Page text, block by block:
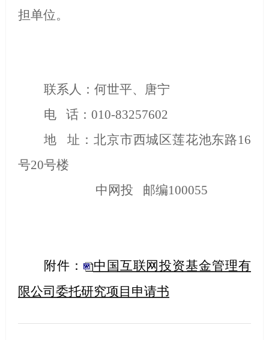
担单位。
联系人： 何世平、唐宁
电
话： 010-83257602
地
址：北京市西城区莲花池东路16
号20号楼
中网投
邮编100055
附件：
中国互联网投资基金管理有
限公司委托研究项目申请书